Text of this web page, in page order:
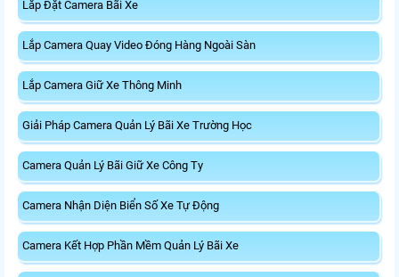
Lắp Đặt Camera Bãi Xe
Lắp Camera Quay Video Đóng Hàng Ngoài Sàn
Lắp Camera Giữ Xe Thông Minh
Giải Pháp Camera Quản Lý Bãi Xe Trường Học
Camera Quản Lý Bãi Giữ Xe Công Ty
Camera Nhận Diện Biển Số Xe Tự Động
Camera Kết Hợp Phần Mềm Quản Lý Bãi Xe